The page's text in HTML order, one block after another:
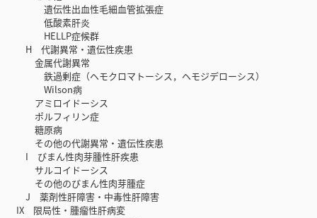
遺伝性出血性毛細血管拡張症
低酸素肝炎
HELLP症候群
H 代謝異常・遺伝性疾患
金属代謝異常
鉄過剰症（ヘモクロマトーシス，ヘモジデローシス）
Wilson病
アミロイドーシス
ポルフィリン症
糖原病
その他の代謝異常・遺伝性疾患
I びまん性肉芽腫性肝疾患
サルコイドーシス
その他のびまん性肉芽腫症
J 薬剤性肝障害・中毒性肝障害
IX 限局性・腫瘤性肝病変